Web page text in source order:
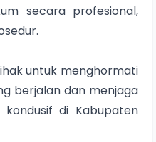
secara profesional,
untuk menghormati
berjalan dan menjaga
di Kabupaten